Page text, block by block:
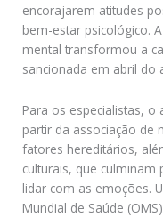
encorajarem atitudes
bem-estar psicológico.
mental transformou a
sancionada em abril do
Para os especialistas,
partir da associação de
fatores hereditários,
culturais, que
lidar com as emoções.
Mundial de Saúde